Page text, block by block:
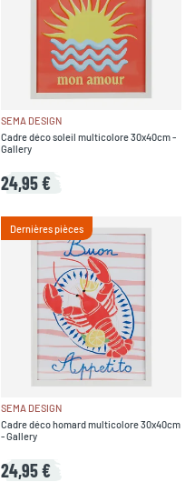
SEMA DESIGN
Cadre déco soleil multicolore 30x40cm -
Gallery
24,95 €
Dernières pièces
SEMA DESIGN
Cadre déco homard multicolore 30x40cm
- Gallery
24,95 €